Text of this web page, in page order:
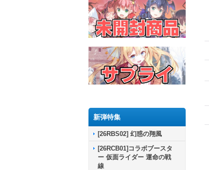
新弾特集
[26RBS02] 幻惑の翔風
[26RCB01]コラボブースタ
ー 仮面ライダー 運命の戦
線